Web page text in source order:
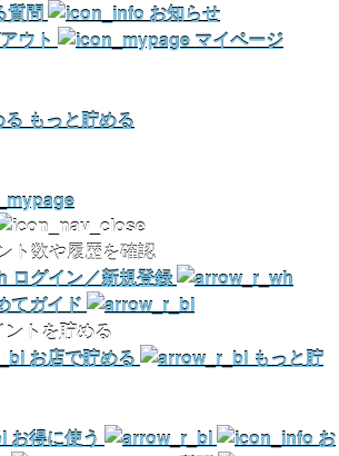
質問
お知らせ
ウト
マイページ
る もっと貯める
ト数や履歴を確認
ログイン／新規登録
てガイド
トを貯める
お店で貯める
もっと貯
お得に使う
お